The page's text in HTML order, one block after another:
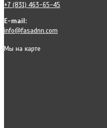
+7 (831) 463-65-45
E-mail:
info@fasadnn.com
Мы на карте